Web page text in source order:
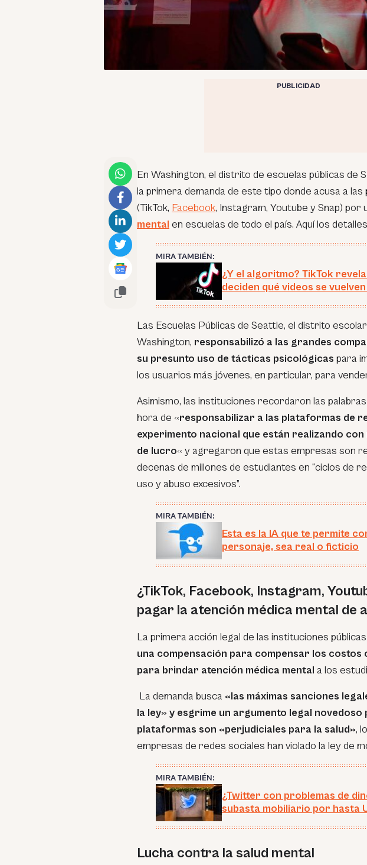
PUBLICIDAD
En Washington, el distrito de escuelas públicas de
la primera demanda de este tipo donde acusa a
(TikTok, Facebook, Instagram, Youtube y Snap) por
mental en escuelas de todo el país. Aquí los
MIRA TAMBIÉN:
¿Y el algoritmo? TikTok
deciden qué videos se
Las Escuelas Públicas de Seattle, el distrito
Washington, responsabilizó a las grandes
su presunto uso de tácticas psicológicas para
los usuarios más jóvenes, en particular, para
Asimismo, las instituciones recordaron las
hora de «responsabilizar a las plataformas de
experimento nacional que están realizando
de lucro« y agregaron que estas empresas son
decenas de millones de estudiantes en “ciclos de
uso y abuso excesivos”.
MIRA TAMBIÉN:
Esta es la IA que te permite
personaje, sea real o ficticio
¿TikTok, Facebook, Instagram,
pagar la atención médica mental de
La primera acción legal de las instituciones
una compensación para compensar los costos
para brindar atención médica mental a los
La demanda busca «las máximas sanciones
la ley» y esgrime un argumento legal
plataformas son «perjudiciales para la salud»,
empresas de redes sociales han violado la ley de
MIRA TAMBIÉN:
¿Twitter con problemas de
subasta mobiliario por hasta
Lucha contra la salud mental